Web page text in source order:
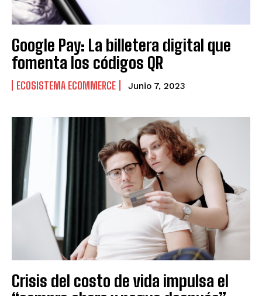
Google Pay: La billetera digital que
fomenta los códigos QR
ECOSISTEMA ECOMMERCE Junio 7, 2023
Crisis del costo de vida impulsa el